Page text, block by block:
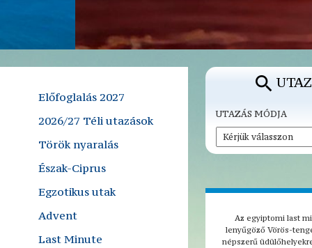
Előfoglalás 2027
2026/27 Téli utazások
Török nyaralás
Észak-Ciprus
Egzotikus utak
Advent
Last Minute
UTAZÁS MÓDJA
Az egyiptomi last
lenyűgöző Vörös-
népszerű